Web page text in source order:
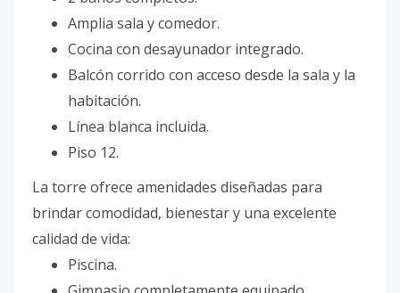
Amplia sala y comedor.
Cocina con desayunador integrado.
Balcón corrido con acceso desde la sala y la
habitación.
Línea blanca incluida.
Piso 12.
La torre ofrece amenidades diseñadas para
brindar comodidad, bienestar y una excelente
calidad de vida:
Piscina.